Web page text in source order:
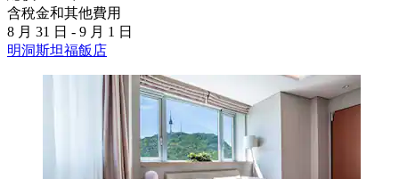
含稅金和其他費用
8 月 31 日 - 9 月 1 日
明洞斯坦福飯店